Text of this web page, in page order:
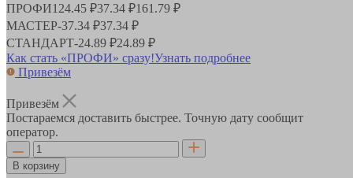
ПРОФИ124.45 ₽37.34 ₽161.79 ₽
МАСТЕР-37.34 ₽37.34 ₽
СТАНДАРТ-24.89 ₽24.89 ₽
Как стать «ПРОФИ» сразу!Узнать подробнее
Привезём
Привезём
Постараемся доставить быстрее. Точную дату сообщит
оператор.
В корзину